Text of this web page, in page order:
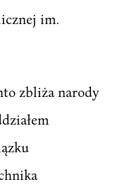
im.
zbliża narody